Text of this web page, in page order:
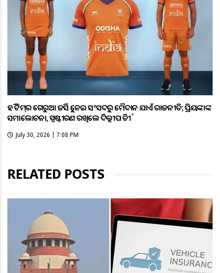
ହକି ଟିମ୍‌ର ଗେରୁଆ ଜର୍ସିକୁ ନେଇ ସଂସଦରୁ ମୈଦାନ ଯାଏଁ ରାଜନୀତି; ପ୍ରିୟଙ୍କାଙ୍କ
ସମାଲୋଚନା, ସ୍ପଷ୍ଟୀକରଣ ରଖିଲେ ଦିଲ୍ଲୀପ ତିର୍କୀ
July 30, 2026 | 7:08 PM
RELATED POSTS